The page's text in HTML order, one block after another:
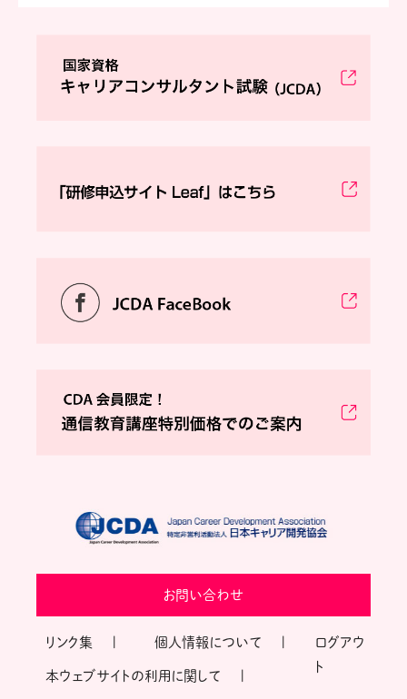
お問い合わせ
リンク集 個人情報について
本ウェブサイトの利用に関して
ログアウ
ト